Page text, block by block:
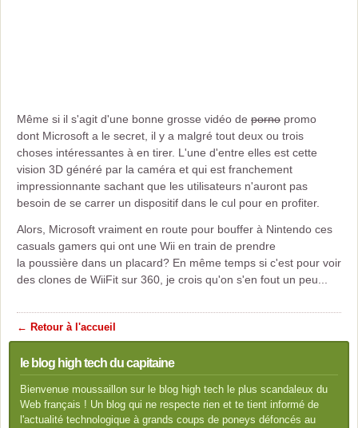
Même si il s'agit d'une bonne grosse vidéo de porno promo
dont Microsoft a le secret, il y a malgré tout deux ou trois
choses intéressantes à en tirer. L'une d'entre elles est cette
vision 3D généré par la caméra et qui est franchement
impressionnante sachant que les utilisateurs n'auront pas
besoin de se carrer un dispositif dans le cul pour en profiter.
Alors, Microsoft vraiment en route pour bouffer à Nintendo ces
casuals gamers qui ont une Wii en train de prendre
la poussière dans un placard? En même temps si c'est pour voir
des clones de WiiFit sur 360, je crois qu'on s'en fout un peu...
← Retour à l'accueil
le blog high tech du capitaine
Bienvenue moussaillon sur le blog high tech le plus scandaleux du
Web français ! Un blog qui ne respecte rien et te tient informé de
l'actualité technologique à grands coups de poneys défoncés au